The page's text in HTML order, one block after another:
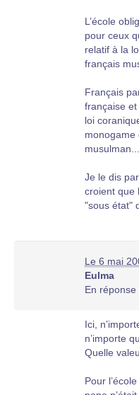
L’école
pour ceux
relatif à la
français
Français
française
loi
monogame
Je le dis
croient que
"sous état"
Le 6 mai
Eulma
En réponse
Ici,
n’importe
Quelle
Pour